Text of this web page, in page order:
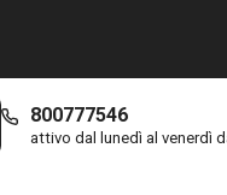
800777546
attivo dal lunedì al venerdì